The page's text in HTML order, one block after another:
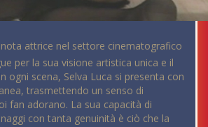
attrice nel settore cinematografico
per la sua visione artistica unica e il
ogni scena, Selva Luca si presenta con
trasmettendo un senso di
fan adorano. La sua capacità di
con tanta genuinità è ciò che la